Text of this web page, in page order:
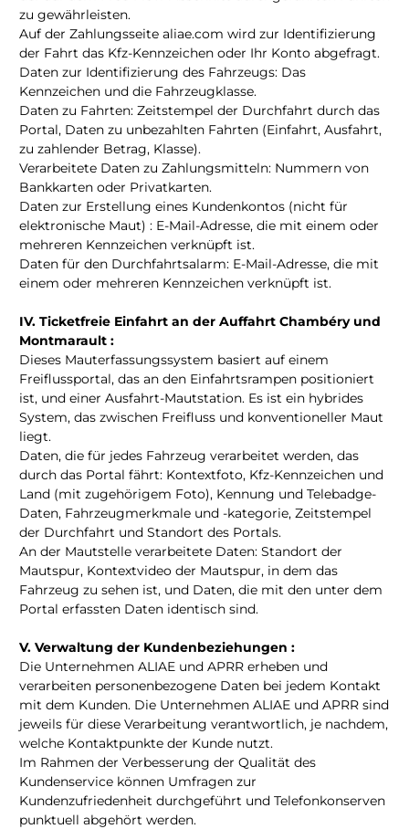
zu gewährleisten.
Auf der Zahlungsseite aliae.com wird zur Identifizierung
der Fahrt das Kfz-Kennzeichen oder Ihr Konto abgefragt.
Daten zur Identifizierung des Fahrzeugs: Das
Kennzeichen und die Fahrzeugklasse.
Daten zu Fahrten: Zeitstempel der Durchfahrt durch das
Portal, Daten zu unbezahlten Fahrten (Einfahrt, Ausfahrt,
zu zahlender Betrag, Klasse).
Verarbeitete Daten zu Zahlungsmitteln: Nummern von
Bankkarten oder Privatkarten.
Daten zur Erstellung eines Kundenkontos (nicht für
elektronische Maut) : E-Mail-Adresse, die mit einem oder
mehreren Kennzeichen verknüpft ist.
Daten für den Durchfahrtsalarm: E-Mail-Adresse, die mit
einem oder mehreren Kennzeichen verknüpft ist.
IV. Ticketfreie Einfahrt an der Auffahrt Chambéry und
Montmarault :
Dieses Mauterfassungssystem basiert auf einem
Freiflussportal, das an den Einfahrtsrampen positioniert
ist, und einer Ausfahrt-Mautstation. Es ist ein hybrides
System, das zwischen Freifluss und konventioneller Maut
liegt.
Daten, die für jedes Fahrzeug verarbeitet werden, das
durch das Portal fährt: Kontextfoto, Kfz-Kennzeichen und
Land (mit zugehörigem Foto), Kennung und Telebadge-
Daten, Fahrzeugmerkmale und -kategorie, Zeitstempel
der Durchfahrt und Standort des Portals.
An der Mautstelle verarbeitete Daten: Standort der
Mautspur, Kontextvideo der Mautspur, in dem das
Fahrzeug zu sehen ist, und Daten, die mit den unter dem
Portal erfassten Daten identisch sind.
V. Verwaltung der Kundenbeziehungen :
Die Unternehmen ALIAE und APRR erheben und
verarbeiten personenbezogene Daten bei jedem Kontakt
mit dem Kunden. Die Unternehmen ALIAE und APRR sind
jeweils für diese Verarbeitung verantwortlich, je nachdem,
welche Kontaktpunkte der Kunde nutzt.
Im Rahmen der Verbesserung der Qualität des
Kundenservice können Umfragen zur
Kundenzufriedenheit durchgeführt und Telefonkonserven
punktuell abgehört werden.